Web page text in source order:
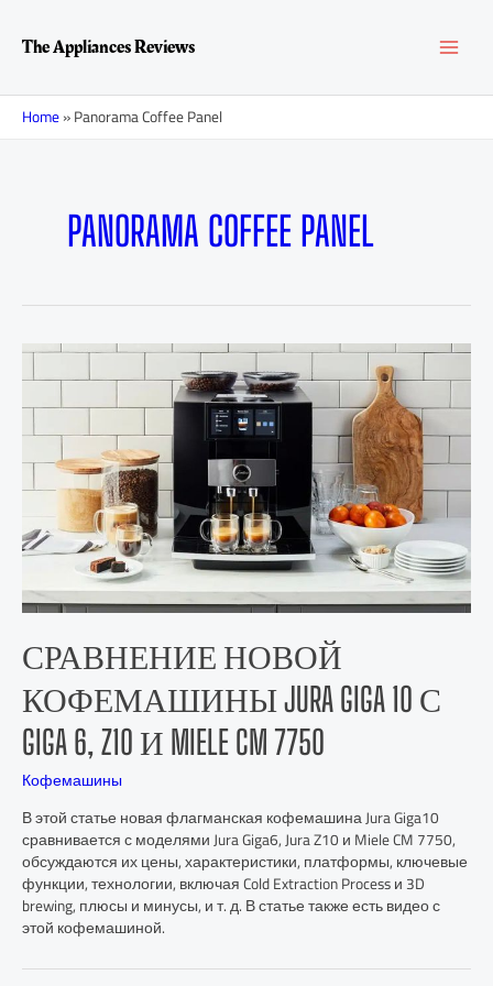
содержимому
The Appliances Reviews
Home»Panorama Coffee Panel
PANORAMA COFFEE PANEL
СРАВНЕНИЕ НОВОЙ
КОФЕМАШИНЫ JURA GIGA 10 С
GIGA 6, Z10 И MIELE CM 7750
Кофемашины
В этой статье новая флагманская кофемашина Jura Giga10
сравнивается с моделями Jura Giga6, Jura Z10 и Miele CM 7750,
обсуждаются их цены, характеристики, платформы, ключевые
функции, технологии, включая Cold Extraction Process и 3D
brewing, плюсы и минусы, и т. д. В статье также есть видео с
этой кофемашиной.